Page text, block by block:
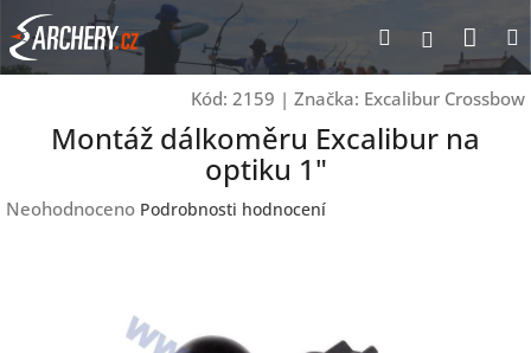
Přejít
na
obsah
Hledat
Kód: 2159 | Značka: Excalibur Crossbow
Montáž dálkoměru Excalibur na
optiku 1"
Průměrné
Neohodnoceno Podrobnosti hodnocení